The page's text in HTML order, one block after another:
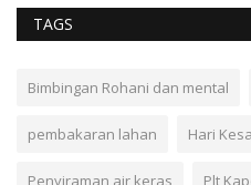
TAGS
Bimbingan Rohani dan mental
pembakaran lahan Hari
Penyiraman air keras Plt